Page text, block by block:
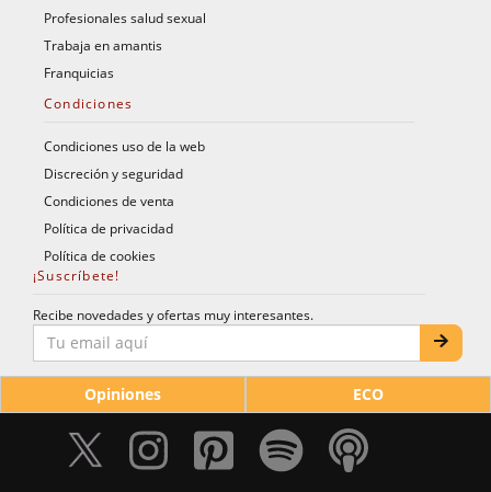
Profesionales salud sexual
Trabaja en amantis
Franquicias
Condiciones
Condiciones uso de la web
Discreción y seguridad
Condiciones de venta
Política de privacidad
Política de cookies
¡Suscríbete!
Recibe novedades y ofertas muy interesantes.
Opiniones ECO